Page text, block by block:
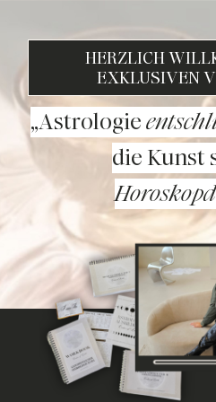
HERZLICH
EXKLUSIVEN
„Astrologie
die Kunst